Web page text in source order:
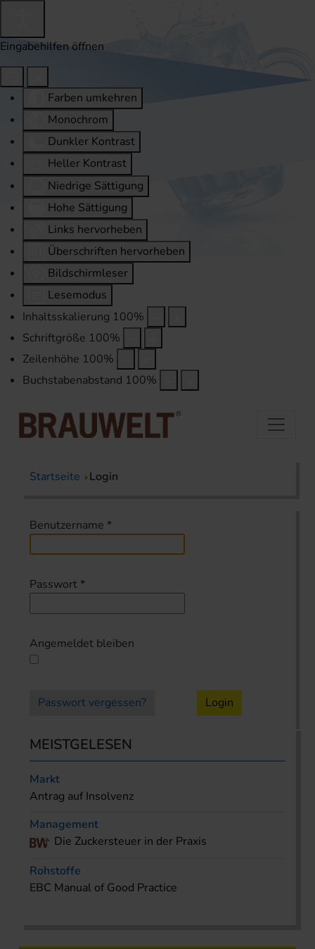
Eingabehilfen öffnen
Farben umkehren
Monochrom
Dunkler Kontrast
Heller Kontrast
Niedrige Sättigung
Hohe Sättigung
Links hervorheben
Überschriften hervorheben
Bildschirmleser
Lesemodus
Inhaltsskalierung 100%
Schriftgröße 100%
Zeilenhöhe 100%
Buchstabenabstand 100%
Startseite Login
Benutzername *
Passwort *
Angemeldet bleiben
Passwort vergessen? Login
MEISTGELESEN
Markt
Antrag auf Insolvenz
Management
Die Zuckersteuer in der Praxis
Rohstoffe
EBC Manual of Good Practice